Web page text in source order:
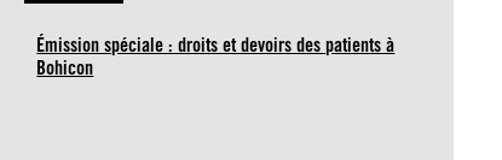
Émission spéciale : droits et devoirs des patients à
Bohicon